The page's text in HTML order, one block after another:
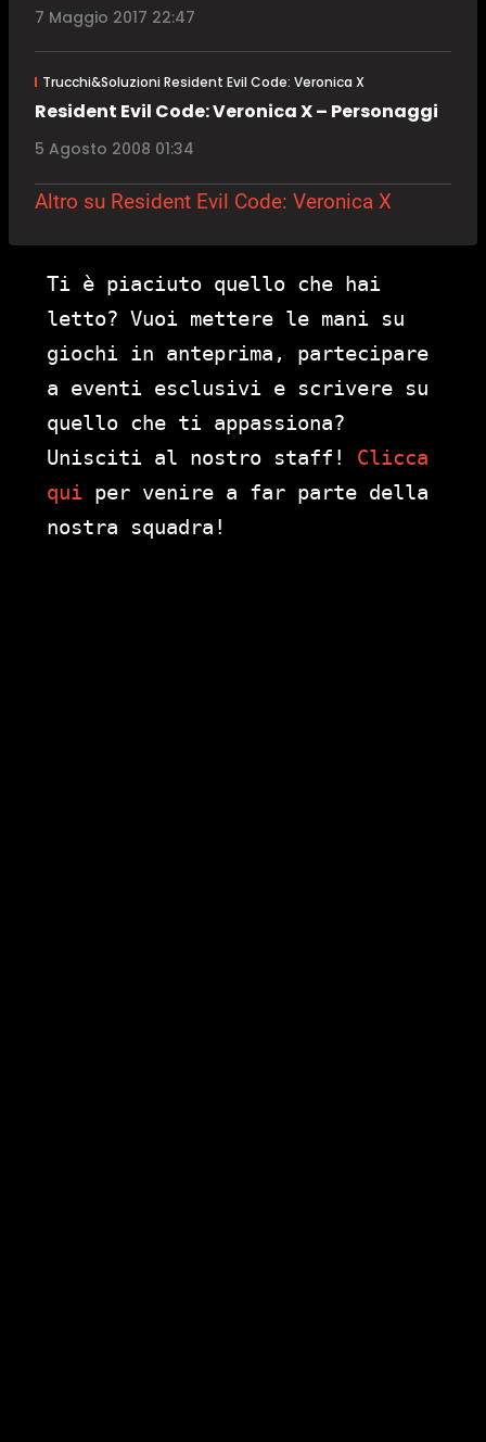
7 Maggio 2017 22:47
Trucchi&Soluzioni Resident Evil Code: Veronica X
Resident Evil Code: Veronica X – Personaggi
5 Agosto 2008 01:34
Altro su Resident Evil Code: Veronica X
Ti è piaciuto quello che hai
letto? Vuoi mettere le mani su
giochi in anteprima, partecipare
a eventi esclusivi e scrivere su
quello che ti appassiona?
Unisciti al nostro staff! Clicca
qui per venire a far parte della
nostra squadra!